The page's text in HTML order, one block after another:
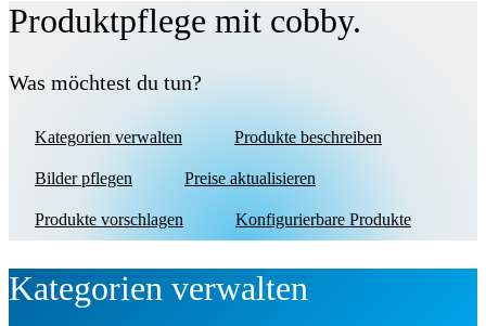
Produktpflege mit cobby.
Was möchtest du tun?
Kategorien verwalten Produkte beschreiben
Bilder pflegen Preise aktualisieren
Produkte vorschlagen Konfigurierbare Produkte
Kategorien verwalten